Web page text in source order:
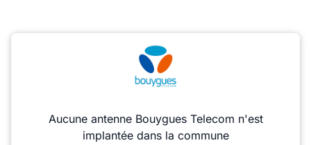
Aucune antenne Bouygues Telecom n'est
implantée dans la commune